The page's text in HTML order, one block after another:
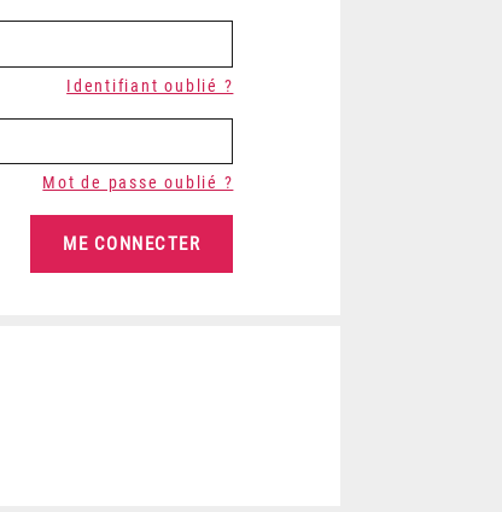
Identifiant oublié ?
Mot de passe oublié ?